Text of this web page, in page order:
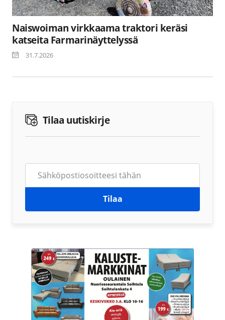
Naiswoiman virkkaama traktori keräsi
katseita Farmarinäyttelyssä
31.7.2026
Tilaa uutiskirje
Tilaa